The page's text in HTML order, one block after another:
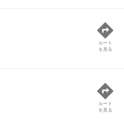
ルート
を見る
ルート
を見る